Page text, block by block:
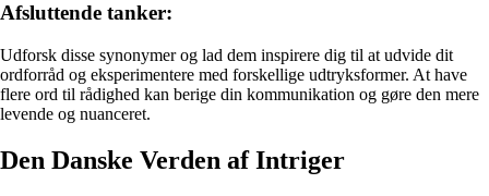
Afsluttende tanker:
Udforsk disse synonymer og lad dem inspirere dig til at udvide dit
ordforråd og eksperimentere med forskellige udtryksformer. At have
flere ord til rådighed kan berige din kommunikation og gøre den mere
levende og nuanceret.
Den Danske Verden af Intriger